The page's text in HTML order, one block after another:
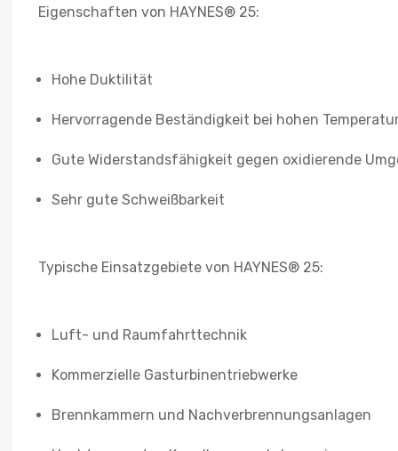
Eigenschaften von HAYNES® 25:
Hohe Duktilität
Hervorragende Beständigkeit bei hohen
Gute Widerstandsfähigkeit gegen oxidierende
Sehr gute Schweißbarkeit
Typische Einsatzgebiete von HAYNES® 25:
Luft- und Raumfahrttechnik
Kommerzielle Gasturbinentriebwerke
Brennkammern und Nachverbrennungsanlagen